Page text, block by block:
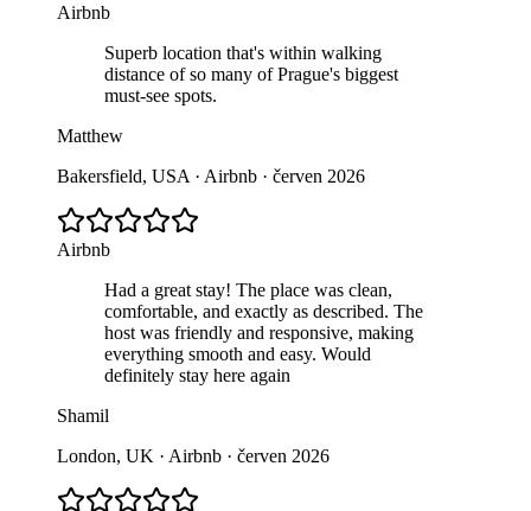
Airbnb
Superb location that's within walking
distance of so many of Prague's biggest
must-see spots.
Matthew
Bakersfield, USA · Airbnb · červen 2026
Airbnb
Had a great stay! The place was clean,
comfortable, and exactly as described. The
host was friendly and responsive, making
everything smooth and easy. Would
definitely stay here again
Shamil
London, UK · Airbnb · červen 2026